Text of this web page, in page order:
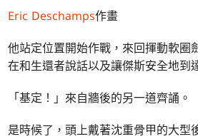
Eric Deschamps作畫
他站定位置開始作戰，來回揮動軟圈
在和生還者說話以及讓傑斯安全地到
「基定！」來自牆後的另一道齊誦。
是時候了，頭上戴著沈重骨甲的大型